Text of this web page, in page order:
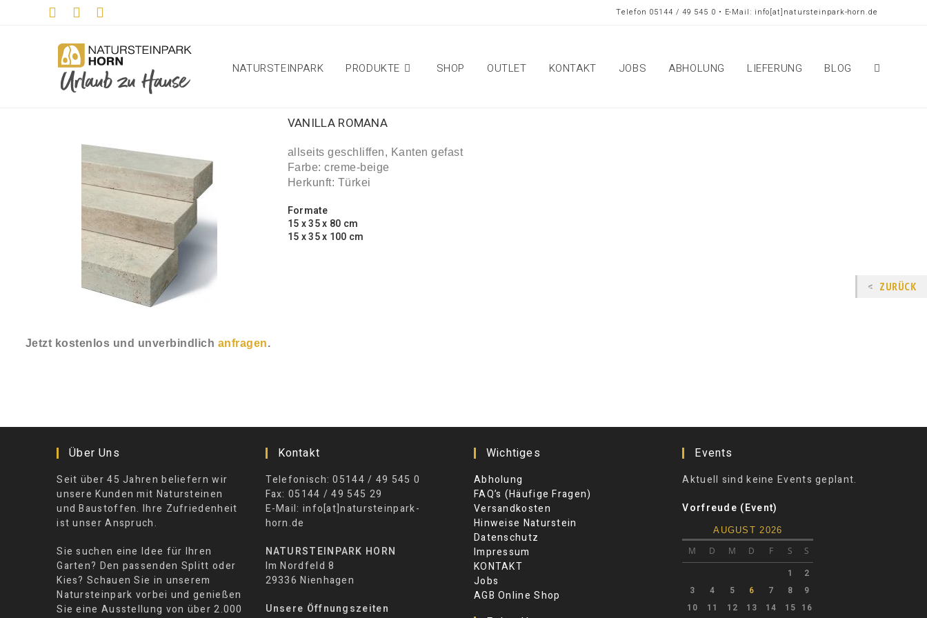
Telefon 05144 / 49 545 0 • E-Mail: info[at]natursteinpark-horn.de
NATURSTEINPARK PRODUKTE SHOP OUTLET KONTAKT JOBS ABHOLUNG LIEFERUNG BLOG
VANILLA ROMANA
allseits geschliffen, Kanten gefast
Farbe: creme-beige
Herkunft: Türkei
Formate
15 x 35 x 80 cm
15 x 35 x 100 cm
Jetzt kostenlos und unverbindlich anfragen.
Über Uns
Seit über 45 Jahren beliefern wir
unsere Kunden mit Natursteinen
und Baustoffen. Ihre Zufriedenheit
ist unser Anspruch.
Sie suchen eine Idee für Ihren
Garten? Den passenden Splitt oder
Kies? Schauen Sie in unserem
Natursteinpark vorbei und genießen
Sie eine Ausstellung von über 2.000
Kontakt
Telefonisch: 05144 / 49 545 0
Fax: 05144 / 49 545 29
E-Mail: info[at]natursteinpark-
horn.de
NATURSTEINPARK HORN
Im Nordfeld 8
29336 Nienhagen
Unsere Öffnungszeiten
Wichtiges
Abholung
FAQ’s (Häufige Fragen)
Versandkosten
Hinweise Naturstein
Datenschutz
Impressum
KONTAKT
Jobs
AGB Online Shop
Events
Aktuell sind keine Events geplant.
Vorfreude (Event)
AUGUST 2026
M D M D F S S
1
2
3
4 5 6 7 8
9
10
11 12 13 14 15 16
ZURÜCK